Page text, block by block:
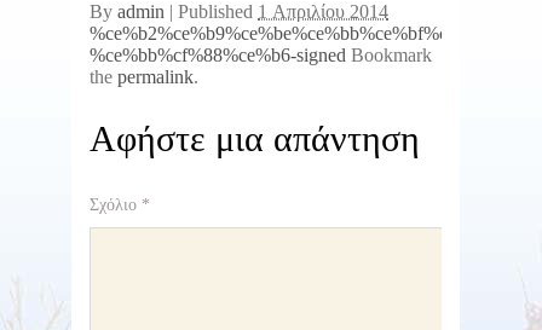
By admin | Published 1 Απριλίου 2014
%ce%b2%ce%b9%ce%be%ce%bb%ce%bf%cf%8118-
%ce%bb%cf%88%ce%b6-signed Bookmark
the permalink.
Αφήστε μια απάντηση
Σχόλιο *